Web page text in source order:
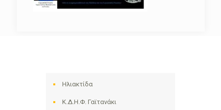
Ηλιακτίδα
Κ.Δ.Η.Φ. Γαϊτανάκι